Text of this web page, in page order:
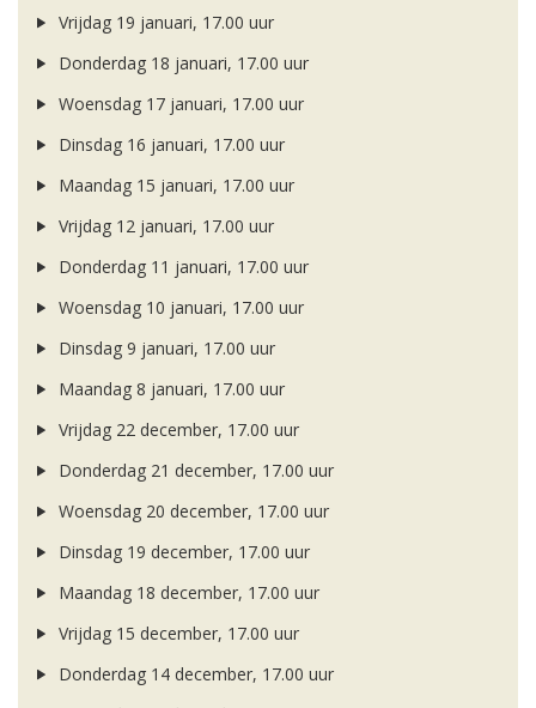
Vrijdag 19 januari, 17.00 uur
Donderdag 18 januari, 17.00 uur
Woensdag 17 januari, 17.00 uur
Dinsdag 16 januari, 17.00 uur
Maandag 15 januari, 17.00 uur
Vrijdag 12 januari, 17.00 uur
Donderdag 11 januari, 17.00 uur
Woensdag 10 januari, 17.00 uur
Dinsdag 9 januari, 17.00 uur
Maandag 8 januari, 17.00 uur
Vrijdag 22 december, 17.00 uur
Donderdag 21 december, 17.00 uur
Woensdag 20 december, 17.00 uur
Dinsdag 19 december, 17.00 uur
Maandag 18 december, 17.00 uur
Vrijdag 15 december, 17.00 uur
Donderdag 14 december, 17.00 uur